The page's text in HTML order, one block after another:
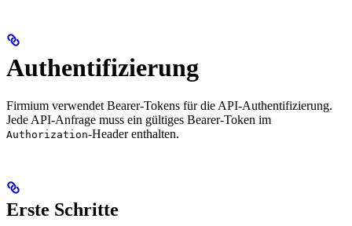
Authentifizierung
Firmium verwendet Bearer-Tokens für die API-Authentifizierung.
Jede API-Anfrage muss ein gültiges Bearer-Token im
Authorization-Header enthalten.
Erste Schritte